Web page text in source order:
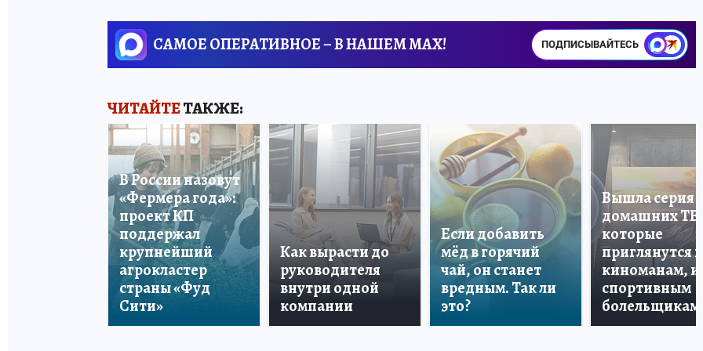
САМОЕ ОПЕРАТИВНОЕ – В НАШЕМ MAX! ПОДПИСЫВАЙТЕСЬ
ЧИТАЙТЕТАКЖЕ:
В России назовут
«Фермера года»:
проект КП
поддержал
крупнейший
агрокластер
страны «Фуд
Сити»
Как вырасти до
руководителя
внутри одной
компании
Если добавить
мёд в горячий
чай, он станет
вредным. Так ли
это?
Вышла серия
домашних ТВ,
которые
приглянутся и
киноманам, и
спортивным
болельщикам